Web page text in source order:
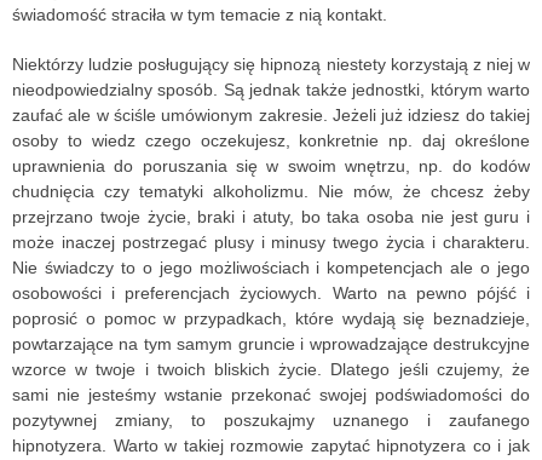
świadomość straciła w tym temacie z nią kontakt.
Niektórzy ludzie posługujący się hipnozą niestety korzystają z niej w
nieodpowiedzialny sposób. Są jednak także jednostki, którym warto
zaufać ale w ściśle umówionym zakresie. Jeżeli już idziesz do takiej
osoby to wiedz czego oczekujesz, konkretnie np. daj określone
uprawnienia do poruszania się w swoim wnętrzu, np. do kodów
chudnięcia czy tematyki alkoholizmu. Nie mów, że chcesz żeby
przejrzano twoje życie, braki i atuty, bo taka osoba nie jest guru i
może inaczej postrzegać plusy i minusy twego życia i charakteru.
Nie świadczy to o jego możliwościach i kompetencjach ale o jego
osobowości i preferencjach życiowych. Warto na pewno pójść i
poprosić o pomoc w przypadkach, które wydają się beznadzieje,
powtarzające na tym samym gruncie i wprowadzające destrukcyjne
wzorce w twoje i twoich bliskich życie. Dlatego jeśli czujemy, że
sami nie jesteśmy wstanie przekonać swojej podświadomości do
pozytywnej zmiany, to poszukajmy uznanego i zaufanego
hipnotyzera. Warto w takiej rozmowie zapytać hipnotyzera co i jak